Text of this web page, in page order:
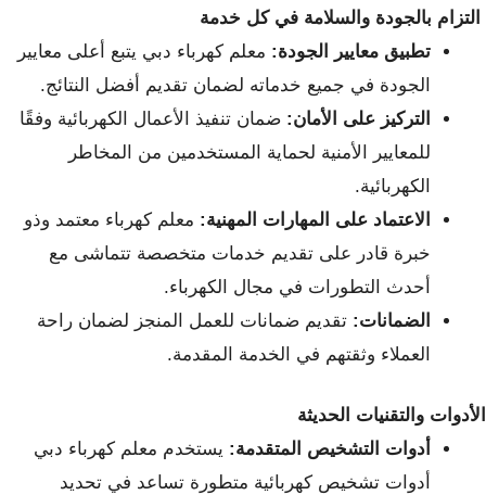
التزام بالجودة والسلامة في كل خدمة
تطبيق معايير الجودة: معلم كهرباء دبي يتبع أعلى معايير
الجودة في جميع خدماته لضمان تقديم أفضل النتائج.
التركيز على الأمان: ضمان تنفيذ الأعمال الكهربائية وفقًا
للمعايير الأمنية لحماية المستخدمين من المخاطر
الكهربائية.
الاعتماد على المهارات المهنية: معلم كهرباء معتمد وذو
خبرة قادر على تقديم خدمات متخصصة تتماشى مع
أحدث التطورات في مجال الكهرباء.
الضمانات: تقديم ضمانات للعمل المنجز لضمان راحة
العملاء وثقتهم في الخدمة المقدمة.
الأدوات والتقنيات الحديثة
أدوات التشخيص المتقدمة: يستخدم معلم كهرباء دبي
أدوات تشخيص كهربائية متطورة تساعد في تحديد